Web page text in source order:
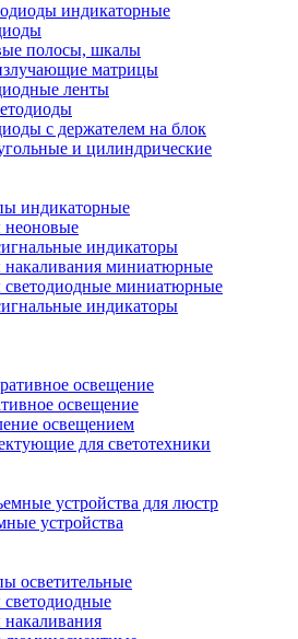
индикаторные
полосы, шкалы
матрицы
ленты
с держателем на блок
и цилиндрические
индикаторные
индикаторы
миниатюрные
миниатюрные
индикаторы
освещение
освещение
освещением
для светотехники
устройства для люстр
устройства
осветительные